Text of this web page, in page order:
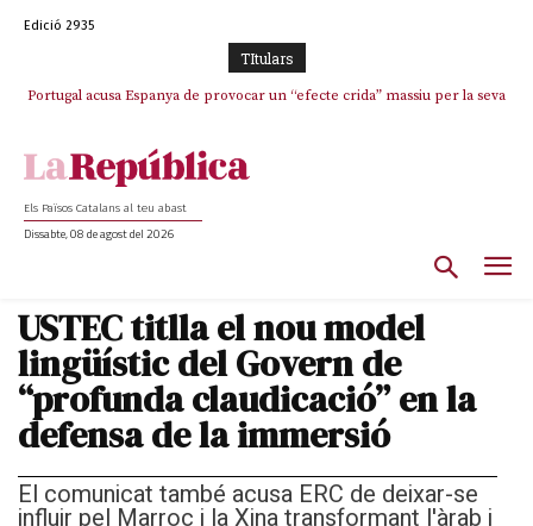
Edició 2935
TItulars
Portugal acusa Espanya de provocar un “efecte crida” massiu per la seva
Els Països Catalans al teu abast
Dissabte, 08 de agost del 2026
USTEC titlla el nou model
lingüístic del Govern de
“profunda claudicació” en la
defensa de la immersió
El comunicat també acusa ERC de deixar-se
influir pel Marroc i la Xina transformant l'àrab i